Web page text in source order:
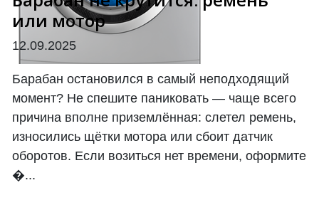
или мотор
12.09.2025
Барабан остановился в самый неподходящий
момент? Не спешите паниковать — чаще всего
причина вполне приземлённая: слетел ремень,
износились щётки мотора или сбоит датчик
оборотов. Если возиться нет времени, оформите
�...